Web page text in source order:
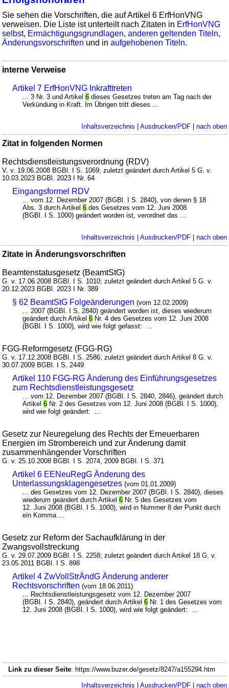
Sie sehen die Vorschriften, die auf Artikel 6 ErfHonVNG
verweisen. Die Liste ist unterteilt nach Zitaten in ErfHonVNG
selbst, Ermächtigungsgrundlagen,anderen geltenden Titeln,
Änderungsvorschriften und inaufgehobenen Titeln.
interne Verweise
Artikel 7 ErfHonVNG Inkrafttreten
... 3 Nr. 3 und Artikel6 dieses Gesetzes treten am Tag nach der
Verkündung in Kraft. Im Übrigen tritt dieses ...
Inhaltsverzeichnis | Ausdrucken/PDF| nach oben
Zitat in folgenden Normen
Rechtsdienstleistungsverordnung (RDV)
V. v. 19.06.2008 BGBl. I S. 1069; zuletzt geändert durch Artikel 5 G. v.
10.03.2023 BGBl. 2023 I Nr. 64
Eingangsformel RDV
... vom 12. Dezember 2007 (BGBl. I S. 2840), von denen § 18
Abs. 3 durch Artikel6 des Gesetzes vom 12. Juni 2008
(BGBl. I S. 1000) geändert worden ist, verordnet das ...
Inhaltsverzeichnis | Ausdrucken/PDF| nach oben
Zitate in Änderungsvorschriften
Beamtenstatusgesetz (BeamtStG)
G. v. 17.06.2008 BGBl. I S. 1010; zuletzt geändert durch Artikel 5 G. v.
20.12.2023 BGBl. 2023 I Nr. 389
§ 62 BeamtStG Folgeänderungen (vom 12.02.2009)
... 2007 (BGBl. I S. 2840) geändert worden ist, dieses wiederum
geändert durch Artikel6 Nr. 4 des Gesetzes vom 12. Juni 2008
(BGBl. I S. 1000), wird wie folgt gefasst: ...
FGG-Reformgesetz (FGG-RG)
G. v. 17.12.2008 BGBl. I S. 2586; zuletzt geändert durch Artikel 8 G. v.
30.07.2009 BGBl. I S. 2449
Artikel 110 FGG-RG Änderung des Einführungsgesetzes
zum Rechtsdienstleistungsgesetz
... vom 12. Dezember 2007 (BGBl. I S. 2840, 2846), geändert durch
Artikel6 Nr. 2 des Gesetzes vom 12. Juni 2008 (BGBl. I S. 1000),
wird wie folgt geändert: ...
Gesetz zur Neuregelung des Rechts der Erneuerbaren
Energien im Strombereich und zur Änderung damit
zusammenhängender Vorschriften
G. v. 25.10.2008 BGBl. I S. 2074, 2009 BGBl. I S. 371
Artikel 6 EENeuRegG Änderung des
Unterlassungsklagengesetzes (vom 01.01.2009)
... des Gesetzes vom 12. Dezember 2007 (BGBl. I S. 2840), dieses
wiederum geändert durch Artikel6 Nr. 5 des Gesetzes vom
12. Juni 2008 (BGBl. I S. 1000), wird in Nummer 8 der Punkt durch
ein Komma ...
Gesetz zur Reform der Sachaufklärung in der
Zwangsvollstreckung
G. v. 29.07.2009 BGBl. I S. 2258; zuletzt geändert durch Artikel 18 G. v.
23.05.2011 BGBl. I S. 898
Artikel 4 ZwVollStrÄndG Änderung anderer
Rechtsvorschriften (vom 18.06.2011)
... Rechtsdienstleistungsgesetz vom 12. Dezember 2007
(BGBl. I S. 2840), geändert durch Artikel6 Nr. 1 des Gesetzes vom
12. Juni 2008 (BGBl. I S. 1000), wird wie folgt geändert: ...
Link zu dieser Seite: https://www.buzer.de/gesetz/8247/a155294.htm
Inhaltsverzeichnis | Ausdrucken/PDF| nach oben